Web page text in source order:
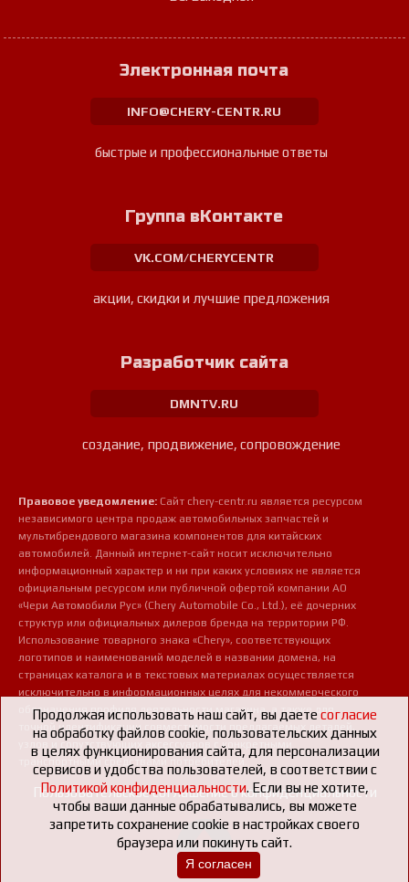
Электронная почта
INFO@CHERY-CENTR.RU
быстрые и профессиональные ответы
Группа вКонтакте
VK.COM/CHERYCENTR
акции, скидки и лучшие предложения
Разработчик сайта
DMNTV.RU
создание, продвижение, сопровождение
Правовое уведомление: Сайт chery-centr.ru является ресурсом
независимого центра продаж автомобильных запчастей и
мультибрендового магазина компонентов для китайских
автомобилей. Данный интернет-сайт носит исключительно
информационный характер и ни при каких условиях не является
официальным ресурсом или публичной офертой компании АО
«Чери Автомобили Рус» (Chery Automobile Co., Ltd.), её дочерних
структур или официальных дилеров бренда на территории РФ.
Использование товарного знака «Chery», соответствующих
логотипов и наименований моделей в названии домена, на
страницах каталога и в текстовых материалах осуществляется
исключительно в информационных целях для некоммерческого
обозначения профиля деятельности магазина, а также для
точной идентификации совместимости предлагаемых деталей,
узлов и сопутствующих аксессуаров с конкретными
транспортными средствами потребителей.
Пользовательское соглашение о конфиденциальности
Продолжая использовать наш сайт, вы даетесогласие
на обработку файлов cookie, пользовательских данных
в целях функционирования сайта, для персонализации
сервисов и удобства пользователей, в соответствии с
Политикой конфиденциальности. Если вы не хотите,
чтобы ваши данные обрабатывались, вы можете
запретить сохранение cookie в настройках своего
браузера или покинуть сайт.
Я согласен